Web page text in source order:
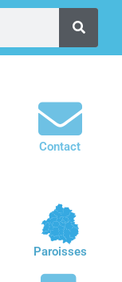
Contact
Paroisses